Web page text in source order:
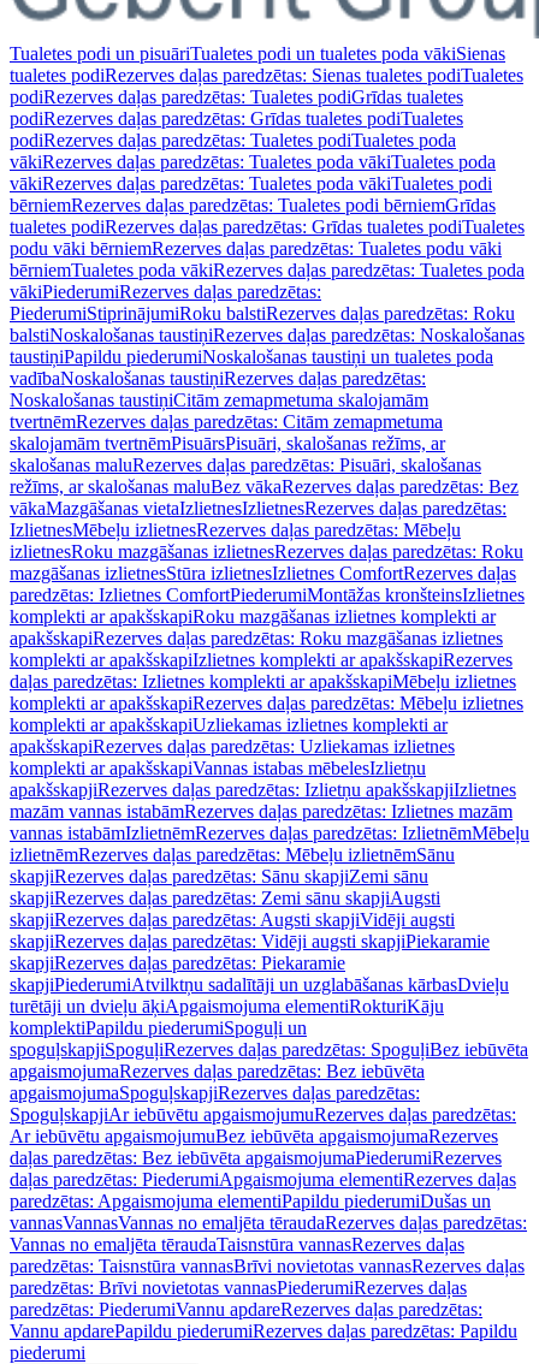
Tualetes podi un pisuāriTualetes podi un tualetes poda vākiSienas
tualetes podiRezerves daļas paredzētas: Sienas tualetes podiTualetes
podiRezerves daļas paredzētas: Tualetes podiGrīdas tualetes
podiRezerves daļas paredzētas: Grīdas tualetes podiTualetes
podiRezerves daļas paredzētas: Tualetes podiTualetes poda
vākiRezerves daļas paredzētas: Tualetes poda vākiTualetes poda
vākiRezerves daļas paredzētas: Tualetes poda vākiTualetes podi
bērniemRezerves daļas paredzētas: Tualetes podi bērniemGrīdas
tualetes podiRezerves daļas paredzētas: Grīdas tualetes podiTualetes
podu vāki bērniemRezerves daļas paredzētas: Tualetes podu vāki
bērniemTualetes poda vākiRezerves daļas paredzētas: Tualetes poda
vākiPiederumiRezerves daļas paredzētas:
PiederumiStiprinājumiRoku balstiRezerves daļas paredzētas: Roku
balstiNoskalošanas taustiņiRezerves daļas paredzētas: Noskalošanas
taustiņiPapildu piederumiNoskalošanas taustiņi un tualetes poda
vadībaNoskalošanas taustiņiRezerves daļas paredzētas:
Noskalošanas taustiņiCitām zemapmetuma skalojamām
tvertnēmRezerves daļas paredzētas: Citām zemapmetuma
skalojamām tvertnēmPisuārsPisuāri, skalošanas režīms, ar
skalošanas maluRezerves daļas paredzētas: Pisuāri, skalošanas
režīms, ar skalošanas maluBez vākaRezerves daļas paredzētas: Bez
vākaMazgāšanas vietaIzlietnesIzlietnesRezerves daļas paredzētas:
IzlietnesMēbeļu izlietnesRezerves daļas paredzētas: Mēbeļu
izlietnesRoku mazgāšanas izlietnesRezerves daļas paredzētas: Roku
mazgāšanas izlietnesStūra izlietnesIzlietnes ComfortRezerves daļas
paredzētas: Izlietnes ComfortPiederumiMontāžas kronšteinsIzlietnes
komplekti ar apakšskapiRoku mazgāšanas izlietnes komplekti ar
apakšskapiRezerves daļas paredzētas: Roku mazgāšanas izlietnes
komplekti ar apakšskapiIzlietnes komplekti ar apakšskapiRezerves
daļas paredzētas: Izlietnes komplekti ar apakšskapiMēbeļu izlietnes
komplekti ar apakšskapiRezerves daļas paredzētas: Mēbeļu izlietnes
komplekti ar apakšskapiUzliekamas izlietnes komplekti ar
apakšskapiRezerves daļas paredzētas: Uzliekamas izlietnes
komplekti ar apakšskapiVannas istabas mēbelesIzlietņu
apakšskapjiRezerves daļas paredzētas: Izlietņu apakšskapjiIzlietnes
mazām vannas istabāmRezerves daļas paredzētas: Izlietnes mazām
vannas istabāmIzlietnēmRezerves daļas paredzētas: IzlietnēmMēbeļu
izlietnēmRezerves daļas paredzētas: Mēbeļu izlietnēmSānu
skapjiRezerves daļas paredzētas: Sānu skapjiZemi sānu
skapjiRezerves daļas paredzētas: Zemi sānu skapjiAugsti
skapjiRezerves daļas paredzētas: Augsti skapjiVidēji augsti
skapjiRezerves daļas paredzētas: Vidēji augsti skapjiPiekaramie
skapjiRezerves daļas paredzētas: Piekaramie
skapjiPiederumiAtvilktņu sadalītāji un uzglabāšanas kārbasDvieļu
turētāji un dvieļu āķiApgaismojuma elementiRokturiKāju
komplektiPapildu piederumiSpoguļi un
spoguļskapjiSpoguļiRezerves daļas paredzētas: SpoguļiBez iebūvēta
apgaismojumaRezerves daļas paredzētas: Bez iebūvēta
apgaismojumaSpoguļskapjiRezerves daļas paredzētas:
SpoguļskapjiAr iebūvētu apgaismojumuRezerves daļas paredzētas:
Ar iebūvētu apgaismojumuBez iebūvēta apgaismojumaRezerves
daļas paredzētas: Bez iebūvēta apgaismojumaPiederumiRezerves
daļas paredzētas: PiederumiApgaismojuma elementiRezerves daļas
paredzētas: Apgaismojuma elementiPapildu piederumiDušas un
vannasVannasVannas no emaljēta tēraudaRezerves daļas paredzētas:
Vannas no emaljēta tēraudaTaisnstūra vannasRezerves daļas
paredzētas: Taisnstūra vannasBrīvi novietotas vannasRezerves daļas
paredzētas: Brīvi novietotas vannasPiederumiRezerves daļas
paredzētas: PiederumiVannu apdareRezerves daļas paredzētas:
Vannu apdarePapildu piederumiRezerves daļas paredzētas: Papildu
piederumi